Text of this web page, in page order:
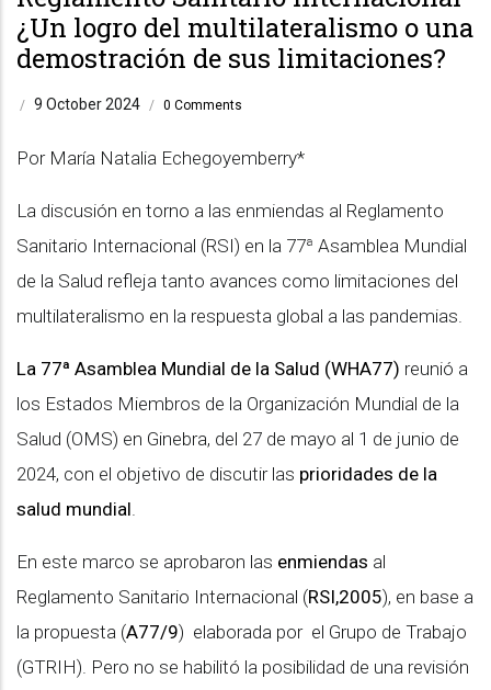
¿Un logro del multilateralismo o una
demostración de sus limitaciones?
/ 9 October 2024 / 0 Comments
Por María Natalia Echegoyemberry*
La discusión en torno a las enmiendas al Reglamento
Sanitario Internacional (RSI) en la 77ª Asamblea Mundial
de la Salud refleja tanto avances como limitaciones del
multilateralismo en la respuesta global a las pandemias.
La 77ª Asamblea Mundial de la Salud (WHA77) reunió a
los Estados Miembros de la Organización Mundial de la
Salud (OMS) en Ginebra, del 27 de mayo al 1 de junio de
2024, con el objetivo de discutir las prioridades de la
salud mundial.
En este marco se aprobaron las enmiendas al
Reglamento Sanitario Internacional (RSI,2005), en base a
la propuesta (A77/9) elaborada por el Grupo de Trabajo
(GTRIH). Pero no se habilitó la posibilidad de una revisión